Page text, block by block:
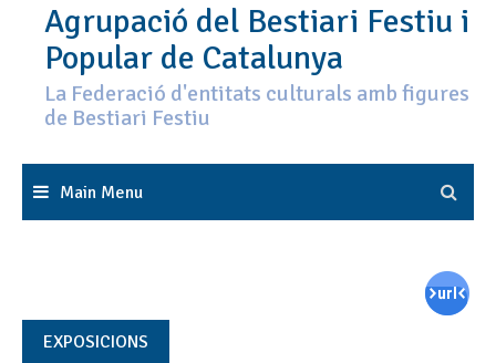
Agrupació del Bestiari Festiu i
Popular de Catalunya
La Federació d'entitats culturals amb figures
de Bestiari Festiu
Main Menu
EXPOSICIONS